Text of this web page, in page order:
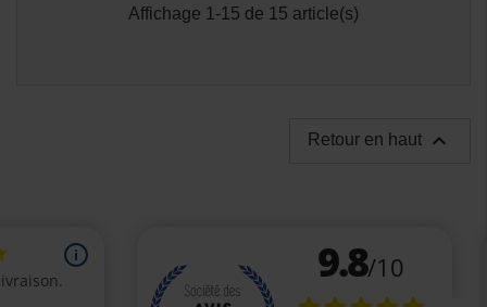
Affichage 1-15 de 15 article(s)
Retour en haut 